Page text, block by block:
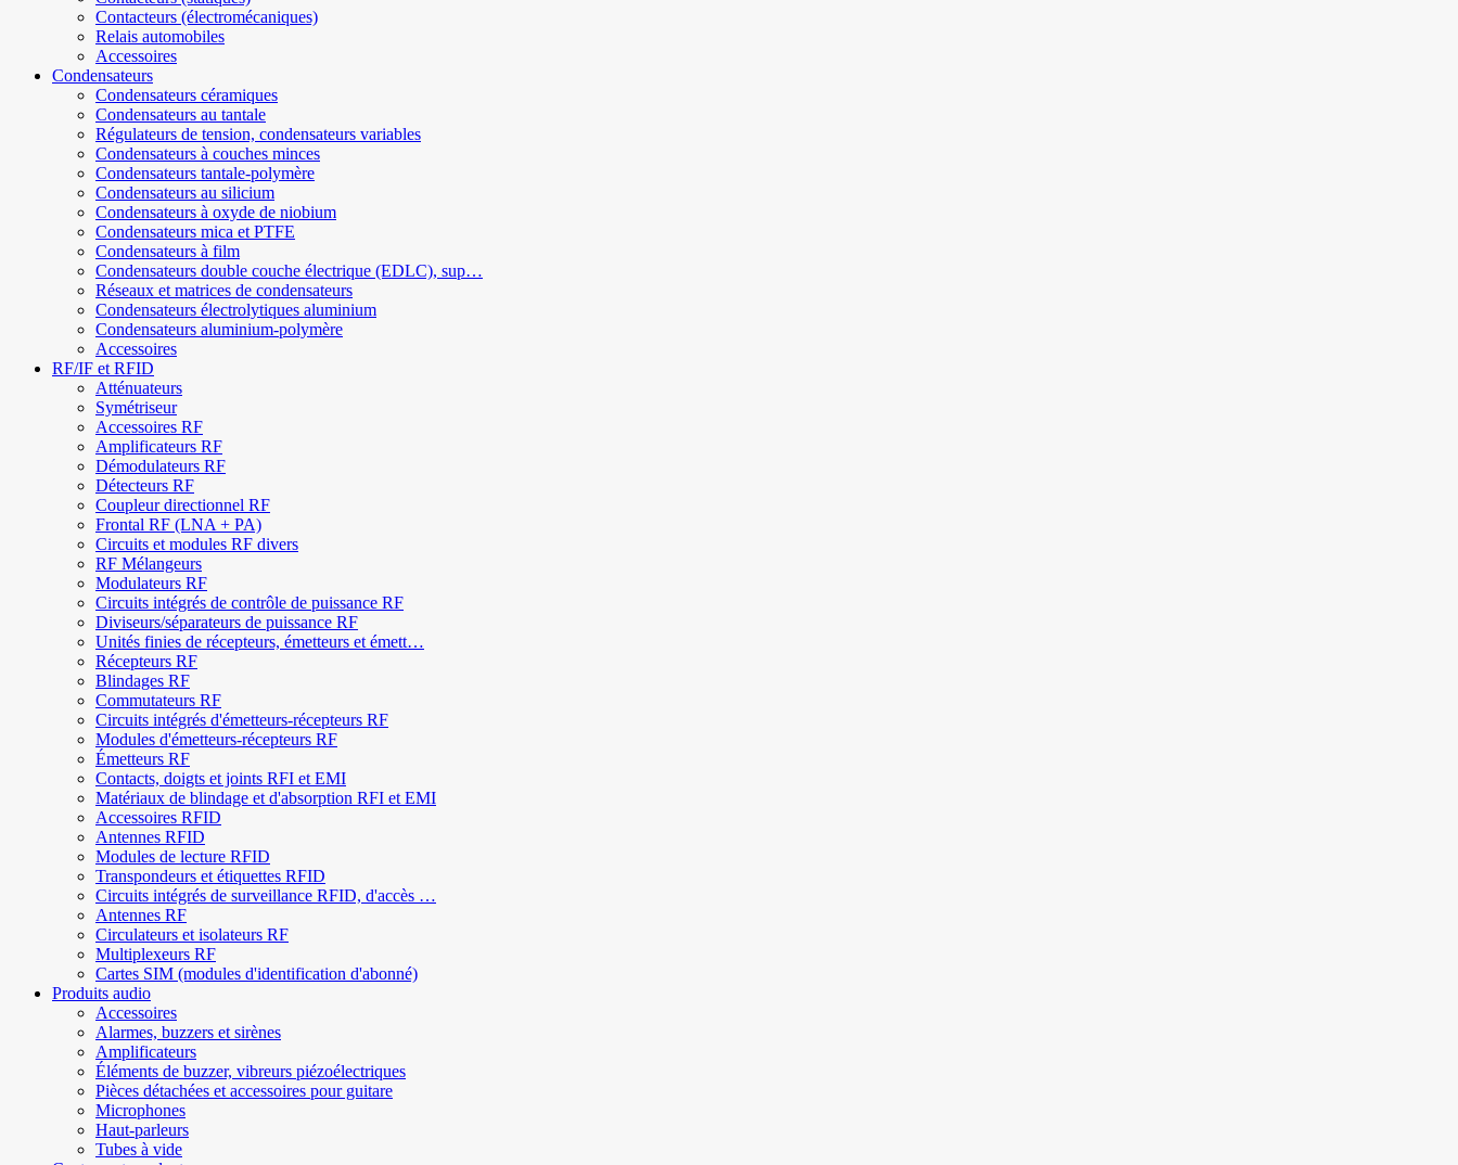
Contacteurs (électromécaniques)
Relais automobiles
Accessoires
Condensateurs
Condensateurs céramiques
Condensateurs au tantale
Régulateurs de tension, condensateurs variables
Condensateurs à couches minces
Condensateurs tantale-polymère
Condensateurs au silicium
Condensateurs à oxyde de niobium
Condensateurs mica et PTFE
Condensateurs à film
Condensateurs double couche électrique (EDLC), sup…
Réseaux et matrices de condensateurs
Condensateurs électrolytiques aluminium
Condensateurs aluminium-polymère
Accessoires
RF/IF et RFID
Atténuateurs
Symétriseur
Accessoires RF
Amplificateurs RF
Démodulateurs RF
Détecteurs RF
Coupleur directionnel RF
Frontal RF (LNA + PA)
Circuits et modules RF divers
RF Mélangeurs
Modulateurs RF
Circuits intégrés de contrôle de puissance RF
Diviseurs/séparateurs de puissance RF
Unités finies de récepteurs, émetteurs et émett…
Récepteurs RF
Blindages RF
Commutateurs RF
Circuits intégrés d'émetteurs-récepteurs RF
Modules d'émetteurs-récepteurs RF
Émetteurs RF
Contacts, doigts et joints RFI et EMI
Matériaux de blindage et d'absorption RFI et EMI
Accessoires RFID
Antennes RFID
Modules de lecture RFID
Transpondeurs et étiquettes RFID
Circuits intégrés de surveillance RFID, d'accès …
Antennes RF
Circulateurs et isolateurs RF
Multiplexeurs RF
Cartes SIM (modules d'identification d'abonné)
Produits audio
Accessoires
Alarmes, buzzers et sirènes
Amplificateurs
Éléments de buzzer, vibreurs piézoélectriques
Pièces détachées et accessoires pour guitare
Microphones
Haut-parleurs
Tubes à vide